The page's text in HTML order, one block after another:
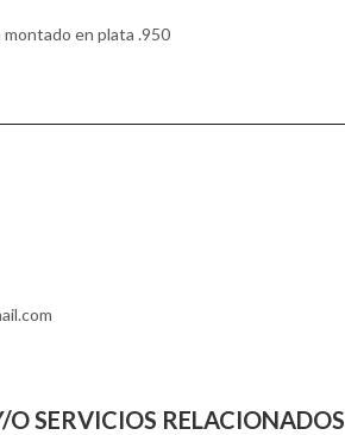
en plata .950
O SERVICIOS RELACIONADOS